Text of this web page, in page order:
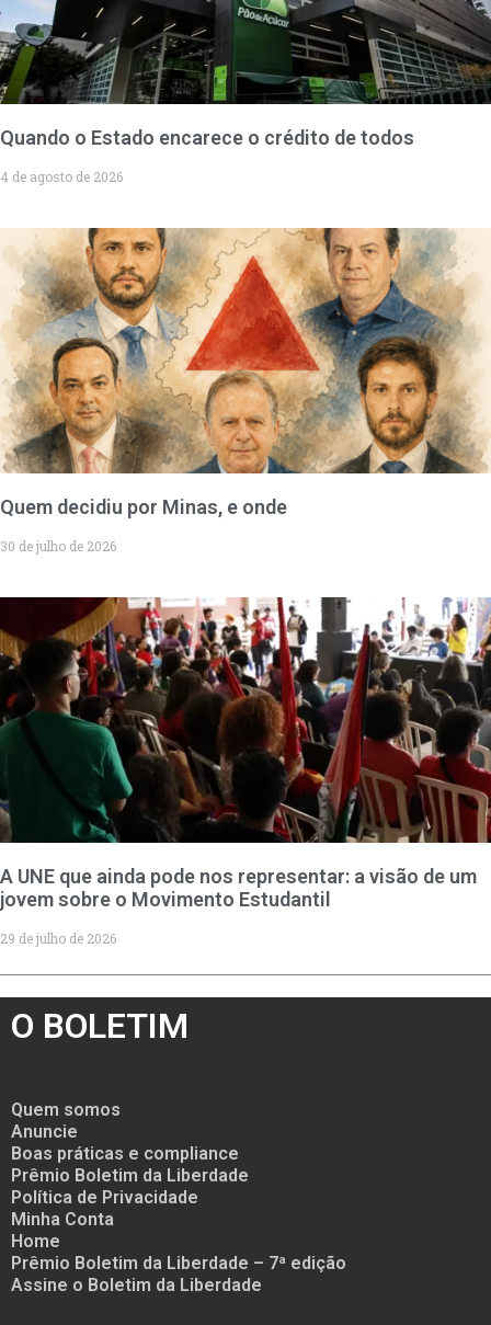
Quando o Estado encarece o crédito de todos
4 de agosto de 2026
Quem decidiu por Minas, e onde
30 de julho de 2026
A UNE que ainda pode nos representar: a visão de um
jovem sobre o Movimento Estudantil
29 de julho de 2026
O BOLETIM
Quem somos
Anuncie
Boas práticas e compliance
Prêmio Boletim da Liberdade
Política de Privacidade
Minha Conta
Home
Prêmio Boletim da Liberdade – 7ª edição
Assine o Boletim da Liberdade